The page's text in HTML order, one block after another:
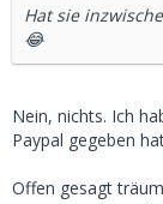
Hat sie
😂
Nein, nichts. Ich
Paypal gegeben
Offen gesagt